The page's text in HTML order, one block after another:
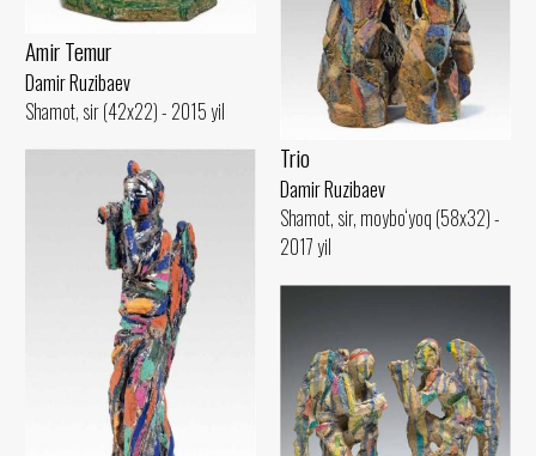
Amir Temur
Damir Ruzibaev
Shamot, sir (42x22) - 2015 yil
Trio
Damir Ruzibaev
Shamot, sir, moybo‘yoq (58x32) -
2017 yil